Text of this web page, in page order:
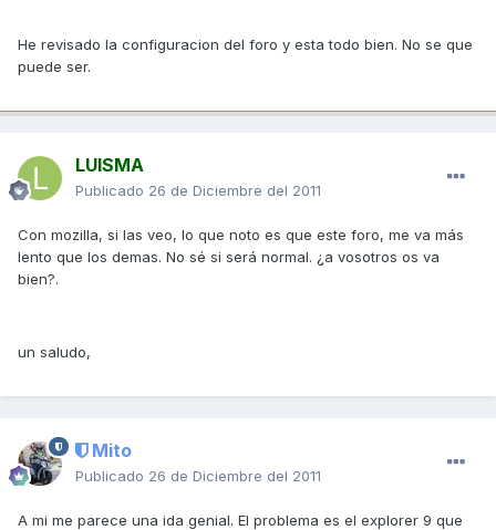
He revisado la configuracion del foro y esta todo bien. No se que
puede ser.
LUISMA
Publicado 26 de Diciembre del 2011
Con mozilla, si las veo, lo que noto es que este foro, me va más
lento que los demas. No sé si será normal. ¿a vosotros os va
bien?.
un saludo,
Mito
Publicado 26 de Diciembre del 2011
A mi me parece una ida genial. El problema es el explorer 9 que